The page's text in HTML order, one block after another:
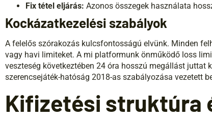
Fix tétel eljárás: Azonos összegek használata
Kockázatkezelési szabályok
A felelős szórakozás kulcsfontosságú elvünk. Minden
vagy havi limiteket. A mi platformunk önműködő loss
veszteség következtében 24 óra hosszú megállást juttat
szerencsejáték-hatóság 2018-as szabályozása vezetett
Kifizetési struktúra